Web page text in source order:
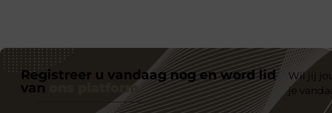
Registreer u vandaag nog en word lid
van
ons platform
Wil jij
je